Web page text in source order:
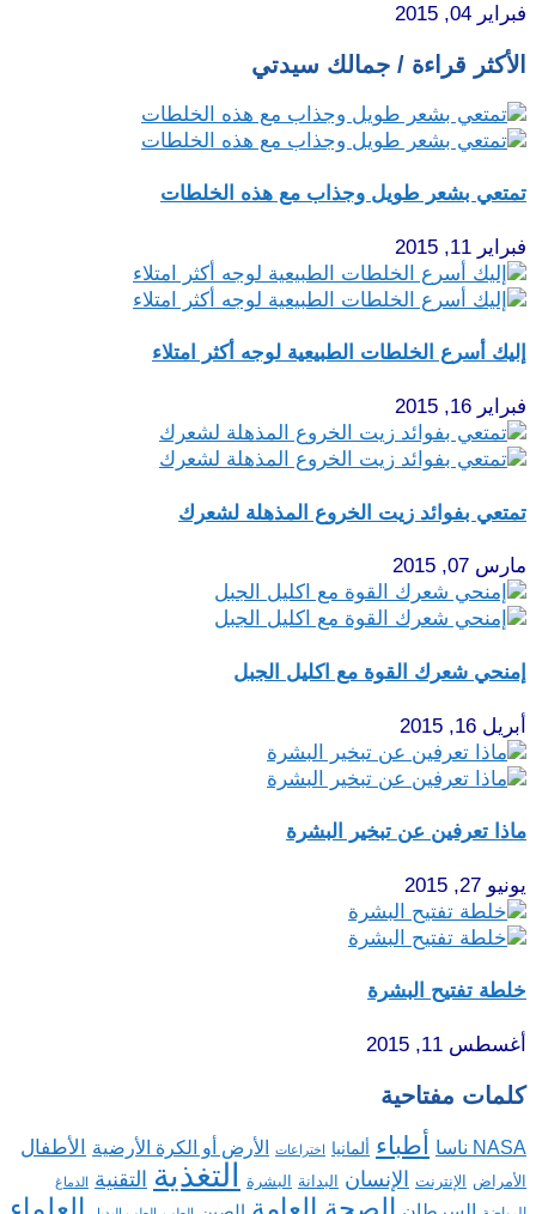
فبراير 04, 2015
الأكثر قراءة / جمالك سيدتي
تمتعي بشعر طويل وجذاب مع هذه الخلطات
فبراير 11, 2015
إليك أسرع الخلطات الطبيعية لوجه أكثر امتلاء
فبراير 16, 2015
تمتعي بفوائد زيت الخروع المذهلة لشعرك
مارس 07, 2015
إمنحي شعرك القوة مع اكليل الجبل
أبريل 16, 2015
ماذا تعرفين عن تبخير البشرة
يونيو 27, 2015
خلطة تفتيح البشرة
أغسطس 11, 2015
كلمات مفتاحية
NASA ناسا أطباء ألمانيا اختراعات الأرض أو الكرة الأرضية الأطفال
الأمراض الإنترنت الإنسان البدانة البشرة التغذية التقنية الدماغ
الصحة العامة العلماء